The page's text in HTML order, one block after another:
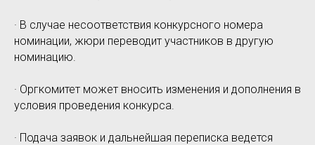
· В случае несоответствия конкурсного номера
номинации, жюри переводит участников в другую
номинацию.
· Оргкомитет может вносить изменения и дополнения в
условия проведения конкурса.
· Подача заявок и дальнейшая переписка ведется